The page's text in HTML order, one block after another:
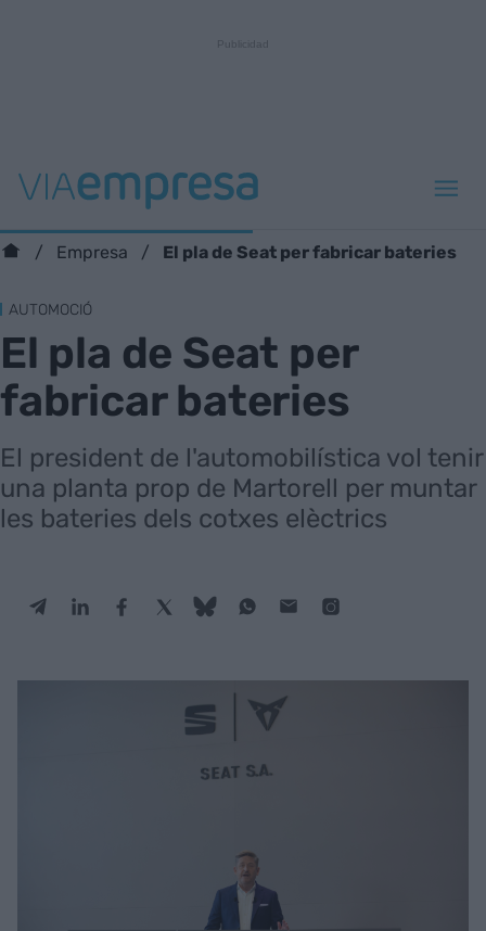
Empresa El pla de Seat per fabricar bateries
AUTOMOCIÓ
El pla de Seat per
fabricar bateries
El president de l'automobilística vol tenir
una planta prop de Martorell per muntar
les bateries dels cotxes elèctrics